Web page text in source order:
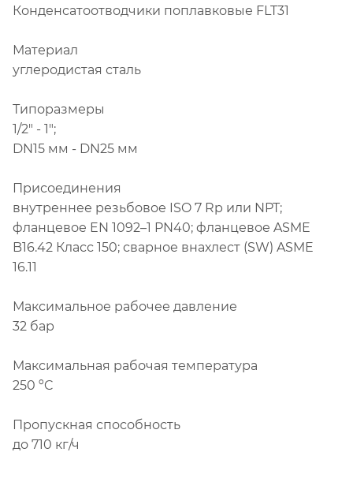
Конденсатоотводчики поплавковые FLT31
Материал
углеродистая сталь
Типоразмеры
1/2" - 1";
DN15 мм - DN25 мм
Присоединения
внутреннее резьбовое ISO 7 Rp или NPT;
фланцевое EN 1092–1 PN40; фланцевое ASME
B16.42 Класс 150; сварное внахлест (SW) ASME
16.11
Максимальное рабочее давление
32 бар
Максимальная рабочая температура
250 ºC
Пропускная способность
до 710 кг/ч